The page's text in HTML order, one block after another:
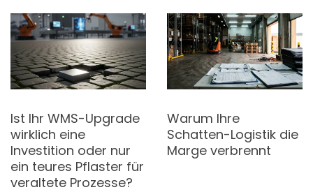
Ist Ihr WMS-Upgrade
wirklich eine
Investition oder nur
ein teures Pflaster für
veraltete Prozesse?
Warum Ihre
Schatten-Logistik die
Marge verbrennt